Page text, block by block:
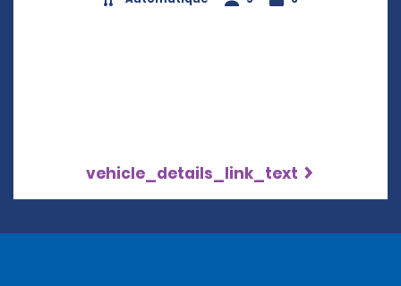
vehicle_details_link_text